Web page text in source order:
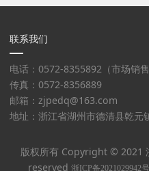
联系我们
电话：0572-8355892（市场销售
传真：0572-8356889
邮箱：zjpedq@163.com
地址：浙江省湖州市德清县乾元
版权所有 Copyright © 2021
reserved 浙ICP备2021029942